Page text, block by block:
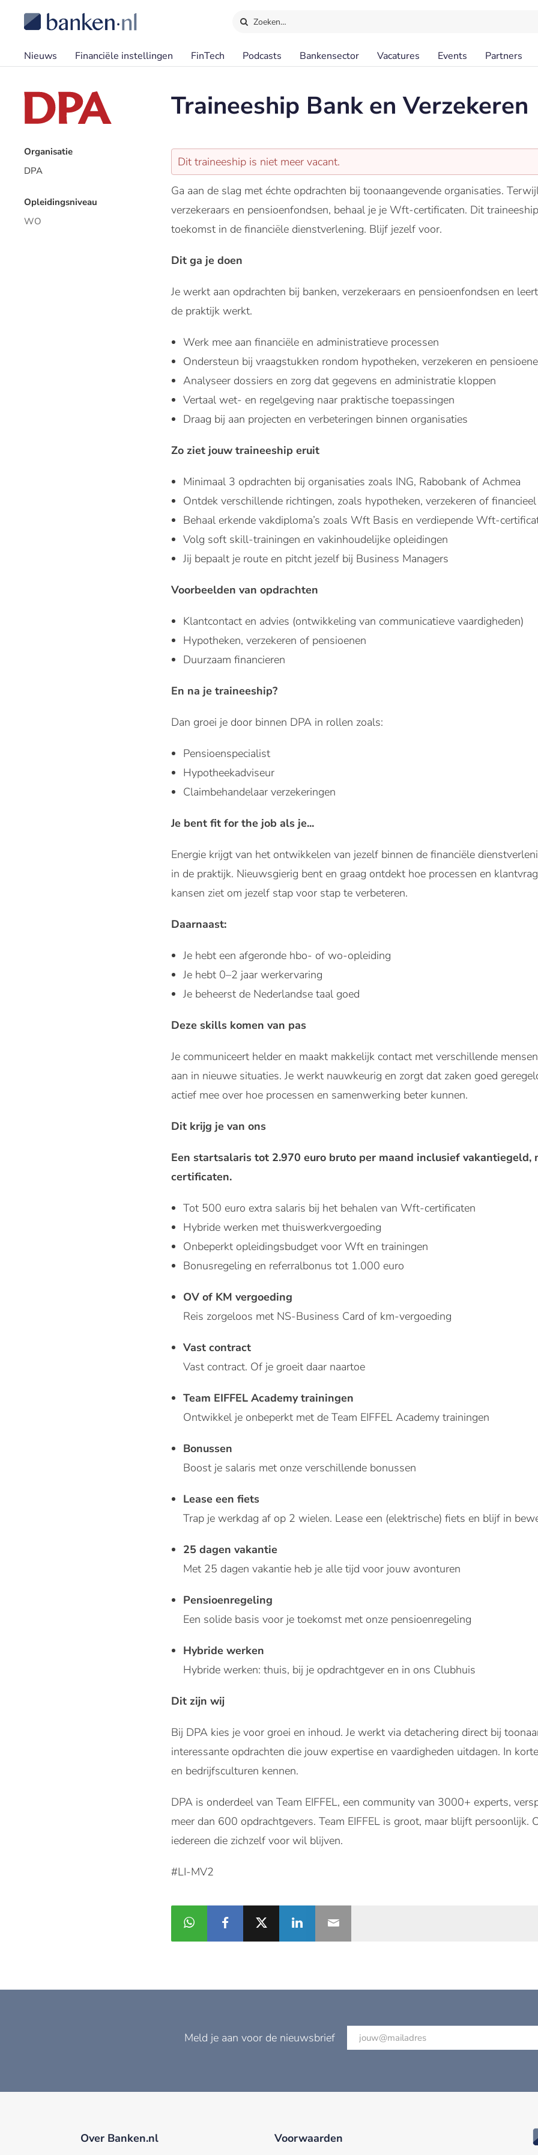
Zoeken…
Nieuws Financiële instellingen FinTech Podcasts Bankensector Vacatures Events Partners
Traineeship Bank en Verzekeren
Organisatie
DPA
Opleidingsniveau
WO
Dit traineeship is niet meer vacant.
Ga aan de slag met échte opdrachten bij toonaangevende organisaties.
verzekeraars en pensioenfondsen, behaal je je Wft-certificaten. Dit
toekomst in de financiële dienstverlening. Blijf jezelf voor.
Dit ga je doen
Je werkt aan opdrachten bij banken, verzekeraars en pensioenfondsen en
de praktijk werkt.
Werk mee aan financiële en administratieve processen
Ondersteun bij vraagstukken rondom hypotheken, verzekeren en
Analyseer dossiers en zorg dat gegevens en administratie kloppen
Vertaal wet- en regelgeving naar praktische toepassingen
Draag bij aan projecten en verbeteringen binnen organisaties
Zo ziet jouw traineeship eruit
Minimaal 3 opdrachten bij organisaties zoals ING, Rabobank of Achmea
Ontdek verschillende richtingen, zoals hypotheken, verzekeren of financieel
Behaal erkende vakdiploma’s zoals Wft Basis en verdiepende Wft-
Volg soft skill-trainingen en vakinhoudelijke opleidingen
Jij bepaalt je route en pitcht jezelf bij Business Managers
Voorbeelden van opdrachten
Klantcontact en advies (ontwikkeling van communicatieve vaardigheden)
Hypotheken, verzekeren of pensioenen
Duurzaam financieren
En na je traineeship?
Dan groei je door binnen DPA in rollen zoals:
Pensioenspecialist
Hypotheekadviseur
Claimbehandelaar verzekeringen
Je bent fit for the job als je...
Energie krijgt van het ontwikkelen van jezelf binnen de financiële
in de praktijk. Nieuwsgierig bent en graag ontdekt hoe processen en
kansen ziet om jezelf stap voor stap te verbeteren.
Daarnaast:
Je hebt een afgeronde hbo- of wo-opleiding
Je hebt 0–2 jaar werkervaring
Je beheerst de Nederlandse taal goed
Deze skills komen van pas
Je communiceert helder en maakt makkelijk contact met verschillende
aan in nieuwe situaties. Je werkt nauwkeurig en zorgt dat zaken goed
actief mee over hoe processen en samenwerking beter kunnen.
Dit krijg je van ons
Een startsalaris tot 2.970 euro bruto per maand inclusief
certificaten.
Tot 500 euro extra salaris bij het behalen van Wft-certificaten
Hybride werken met thuiswerkvergoeding
Onbeperkt opleidingsbudget voor Wft en trainingen
Bonusregeling en referralbonus tot 1.000 euro
OV of KM vergoeding
Reis zorgeloos met NS-Business Card of km-vergoeding
Vast contract
Vast contract. Of je groeit daar naartoe
Team EIFFEL Academy trainingen
Ontwikkel je onbeperkt met de Team EIFFEL Academy trainingen
Bonussen
Boost je salaris met onze verschillende bonussen
Lease een fiets
Trap je werkdag af op 2 wielen. Lease een (elektrische) fiets en blijf in
25 dagen vakantie
Met 25 dagen vakantie heb je alle tijd voor jouw avonturen
Pensioenregeling
Een solide basis voor je toekomst met onze pensioenregeling
Hybride werken
Hybride werken: thuis, bij je opdrachtgever en in ons Clubhuis
Dit zijn wij
Bij DPA kies je voor groei en inhoud. Je werkt via detachering direct bij
interessante opdrachten die jouw expertise en vaardigheden uitdagen. In
en bedrijfsculturen kennen.
DPA is onderdeel van Team EIFFEL, een community van 3000+ experts,
meer dan 600 opdrachtgevers. Team EIFFEL is groot, maar blijft persoonlijk.
iedereen die zichzelf voor wil blijven.
#LI-MV2
Meld je aan voor de nieuwsbrief
Over Banken.nl Voorwaarden